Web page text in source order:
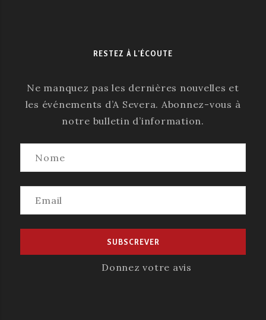
RESTEZ À L’ÉCOUTE
Ne manquez pas les dernières nouvelles et
les événements d’A Severa. Abonnez-vous à
notre bulletin d’information.
Donnez votre avis